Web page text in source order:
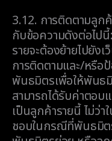
3.12. การติดตามลูก
กับข้อความดังต่อไป
รายจะต้องย้ายไปยัง
การติดตามและ/หรือ
พันธมิตรเพื่อให้พันธ
สามารถได้รับค่าตอ
เป็นลูกค้ารายนี้ ไม่ว่
ชอบในกรณีที่พันธมิต